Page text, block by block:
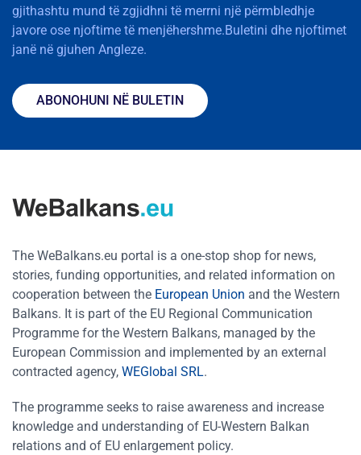
gjithashtu mund të zgjidhni të merrni një përmbledhje
javore ose njoftime të menjëhershme.Buletini dhe njoftimet
janë në gjuhen Angleze.
ABONOHUNI NË BULETIN
The WeBalkans.eu portal is a one-stop shop for news,
stories, funding opportunities, and related information on
cooperation between the European Union and the Western
Balkans. It is part of the EU Regional Communication
Programme for the Western Balkans, managed by the
European Commission and implemented by an external
contracted agency, WEGlobal SRL.
The programme seeks to raise awareness and increase
knowledge and understanding of EU-Western Balkan
relations and of EU enlargement policy.